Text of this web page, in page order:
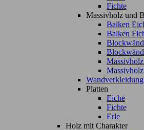
Fichte
Massivholz und
Balken
Balken
Wandverkleidung
Platten
Eiche
Fichte
Erle
Holz mit Charakter